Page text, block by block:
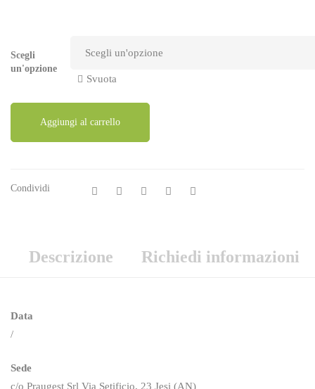
Scegli
un'opzione
Svuota
Aggiungi al carrello
Condividi
Descrizione Richiedi informazioni
Data
/
Sede
c/o Praugest Srl Via Setificio, 23 Jesi (AN)